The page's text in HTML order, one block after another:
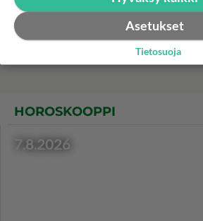
Moskovan pata hautuu
liedellä muhevaksi.
HOROSKOOPPI
7.8.2026
Asetukset
Tietosuoja